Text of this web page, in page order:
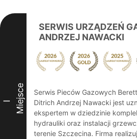
I Miejsce
SERWIS URZĄDZEŃ
ANDRZEJ NAWACKI
Serwis Pieców Gazowych
Ditrich Andrzej Nawacki jest
ekspertem w dziedzinie
hydrauliki oraz instalacji
terenie Szczecina. Firma